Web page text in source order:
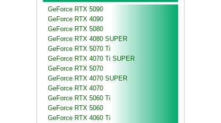
GeForce RTX 5090
GeForce RTX 4090
GeForce RTX 5080
GeForce RTX 4080 SUPER
GeForce RTX 5070 Ti
GeForce RTX 4070 Ti SUPER
GeForce RTX 5070
GeForce RTX 4070 SUPER
GeForce RTX 4070
GeForce RTX 5060 Ti
GeForce RTX 5060
GeForce RTX 4060 Ti